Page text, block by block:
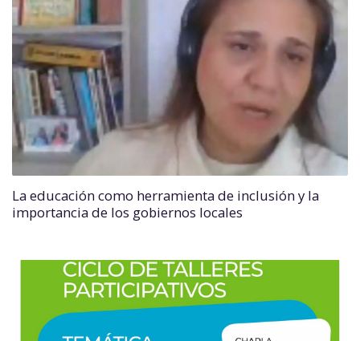
La educación como herramienta de inclusión y la
importancia de los gobiernos locales